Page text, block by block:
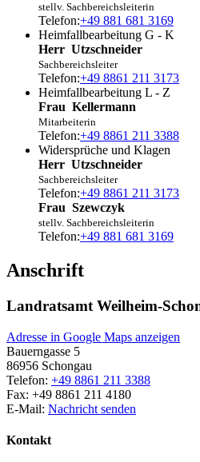
stellv. Sachbereichsleiterin
Telefon:+49 881 681 3169
Heimfallbearbeitung G - K
Herr Utzschneider
Sachbereichsleiter
Telefon:+49 8861 211 3173
Heimfallbearbeitung L - Z
Frau Kellermann
Mitarbeiterin
Telefon:+49 8861 211 3388
Widersprüche und Klagen
Herr Utzschneider
Sachbereichsleiter
Telefon:+49 8861 211 3173
Frau Szewczyk
stellv. Sachbereichsleiterin
Telefon:+49 881 681 3169
Anschrift
Landratsamt Weilheim-
Adresse in Google Maps anzeigen
Bauerngasse 5
86956 Schongau
Telefon: +49 8861 211 3388
Fax: +49 8861 211 4180
E-Mail: Nachricht senden
Kontakt